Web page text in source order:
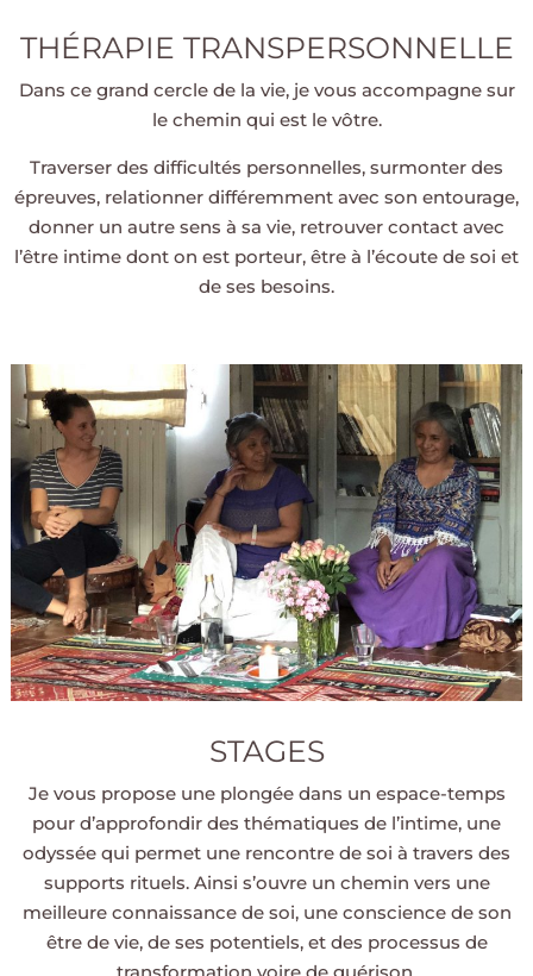
THÉRAPIE TRANSPERSONNELLE
Dans ce grand cercle de la vie, je vous accompagne sur
le chemin qui est le vôtre.
Traverser des difficultés personnelles, surmonter des
épreuves, relationner différemment avec son entourage,
donner un autre sens à sa vie, retrouver contact avec
l’être intime dont on est porteur, être à l’écoute de soi et
de ses besoins.
STAGES
Je vous propose une plongée dans un espace-temps
pour d’approfondir des thématiques de l’intime, une
odyssée qui permet une rencontre de soi à travers des
supports rituels. Ainsi s’ouvre un chemin vers une
meilleure connaissance de soi, une conscience de son
être de vie, de ses potentiels, et des processus de